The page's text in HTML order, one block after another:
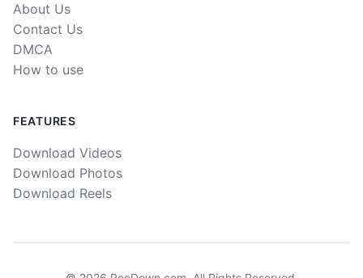
About Us
Contact Us
DMCA
How to use
FEATURES
Download Videos
Download Photos
Download Reels